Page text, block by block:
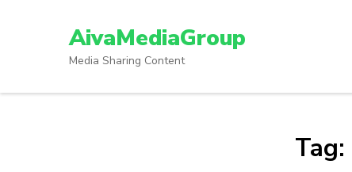
Enter)
AivaMediaGroup
Media Sharing Content
Tag: